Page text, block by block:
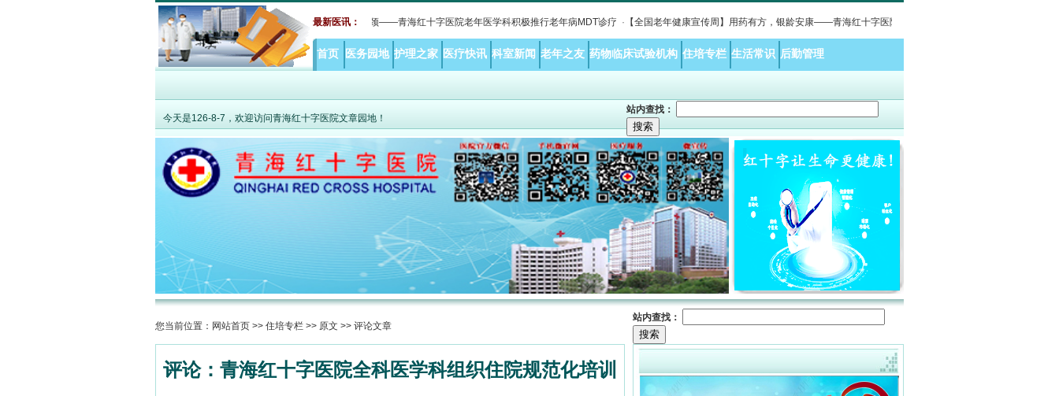
最新医讯：
聚力攻克高原老年共病难题 MDT打破综合诊疗瓶颈——青海红十字医院老年医学科积极推行老年病MDT诊疗·【全国老年健康宣传周】用药有方，银龄安康——青海红十字医院老年医学科开展科普义诊活动报道
首页 医务园地 护理之家 医疗快讯 科室新闻 老年之友 药物临床试验机构 住培专栏 生活常识 后勤管理
今天是126-8-7，欢迎访问青海红十字医院文章园地！
站内查找：
您当前位置： 网站首页 >> 住培专栏 >> 原文 >> 评论文章
站内查找：
评论：青海红十字医院全科医学科组织住院规范化培训